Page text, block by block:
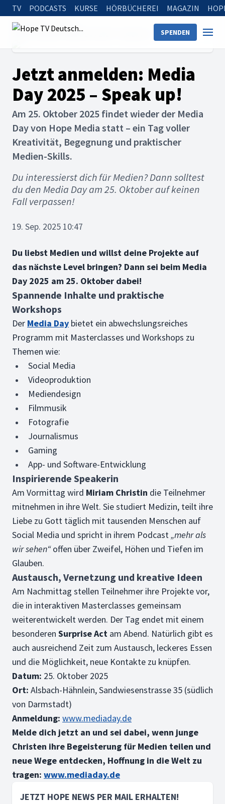
TV PODCASTS KURSE HÖRBÜCHEREI MAGAZIN
SPENDEN
Startseite
Jetzt anmelden: Media Day 2025 – Speak up!
Jetzt anmelden: Media
Day 2025 – Speak up!
Am 25. Oktober 2025 findet wieder der Media
Day von Hope Media statt – ein Tag voller
Kreativität, Begegnung und praktischer
Medien-Skills.
Du interessierst dich für Medien? Dann solltest
du den Media Day am 25. Oktober auf keinen
Fall verpassen!
19. Sep. 2025 10:47
Du liebst Medien und willst deine Projekte auf
das nächste Level bringen? Dann sei beim Media
Day 2025 am 25. Oktober dabei!
Spannende Inhalte und praktische
Workshops
Der Media Day bietet ein abwechslungsreiches
Programm mit Masterclasses und Workshops zu
Themen wie:
Social Media
Videoproduktion
Mediendesign
Filmmusik
Fotografie
Journalismus
Gaming
App- und Software-Entwicklung
Inspirierende Speakerin
Am Vormittag wird Miriam Christin die Teilnehmer
mitnehmen in ihre Welt. Sie studiert Medizin, teilt ihre
Liebe zu Gott täglich mit tausenden Menschen auf
Social Media und spricht in ihrem Podcast„mehr als
wir sehen“offen über Zweifel, Höhen und Tiefen im
Glauben.
Austausch, Vernetzung und kreative Ideen
Am Nachmittag stellen Teilnehmer ihre Projekte vor,
die in interaktiven Masterclasses gemeinsam
weiterentwickelt werden. Der Tag endet mit einem
besonderen Surprise Act am Abend. Natürlich gibt es
auch ausreichend Zeit zum Austausch, leckeres Essen
und die Möglichkeit, neue Kontakte zu knüpfen.
Datum: 25. Oktober 2025
Ort: Alsbach-Hähnlein, Sandwiesenstrasse 35 (südlich
von Darmstadt)
Anmeldung: www.mediaday.de
Melde dich jetzt an und sei dabei, wenn junge
Christen ihre Begeisterung für Medien teilen und
neue Wege entdecken, Hoffnung in die Welt zu
tragen: www.mediaday.de
JETZT HOPE NEWS PER MAIL ERHALTEN!